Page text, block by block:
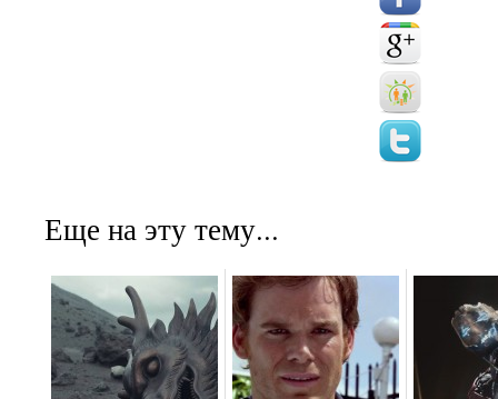
Еще на эту тему...